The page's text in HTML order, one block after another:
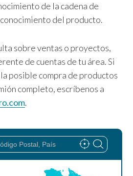
de la cadena de
del producto.
sobre ventas o proyectos,
de cuentas de tu área. Si
posible compra de productos
completo, escríbenos a
.